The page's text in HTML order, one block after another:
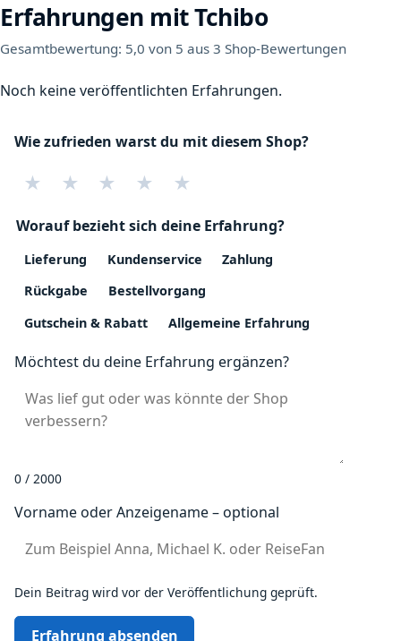
Erfahrungen mit Tchibo
Gesamtbewertung: 5,0 von 5 aus 3 Shop-Bewertungen
Noch keine veröffentlichten Erfahrungen.
Wie zufrieden warst du mit diesem Shop?
★ ★ ★ ★ ★
Worauf bezieht sich deine Erfahrung?
Lieferung Kundenservice
Zahlung
Rückgabe
Bestellvorgang
Gutschein & Rabatt
Allgemeine Erfahrung
Möchtest du deine Erfahrung ergänzen?
0 / 2000
Vorname oder Anzeigename – optional
Dein Beitrag wird vor der Veröffentlichung geprüft.
Erfahrung absenden